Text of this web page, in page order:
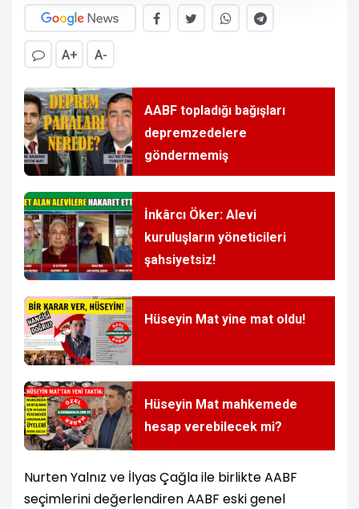
A+ A-
AABF topladığı bağışları
depremzedelere
göndermemiş
İnkârcı Öker: Alevi
kuruluşların yöneticileri
şahsiyetsiz!
Hüseyin Mat yine mat oldu!
Hüseyin Mat mahkemede
hesap verebilecek mi?
Nurten Yalnız ve İlyas Çağla ile birlikte AABF
seçimlerini değerlendiren AABF eski genel